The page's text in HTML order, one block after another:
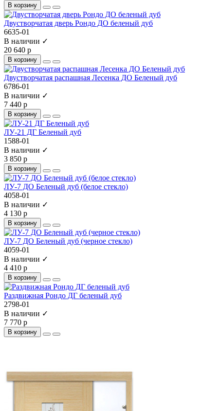
В корзину
Двустворчатая дверь Рондо ДО беленый дуб
6635-01
В наличии ✓
20 640 р
В корзину
Двустворчатая распашная Лесенка ДО Беленый дуб
6786-01
В наличии ✓
7 440 р
В корзину
ЛУ-21 ДГ Беленый дуб
1588-01
В наличии ✓
3 850 р
В корзину
ЛУ-7 ДО Беленый дуб (белое стекло)
4058-01
В наличии ✓
4 130 р
В корзину
ЛУ-7 ДО Беленый дуб (черное стекло)
4059-01
В наличии ✓
4 410 р
В корзину
Раздвижная Рондо ДГ беленый дуб
2798-01
В наличии ✓
7 770 р
В корзину